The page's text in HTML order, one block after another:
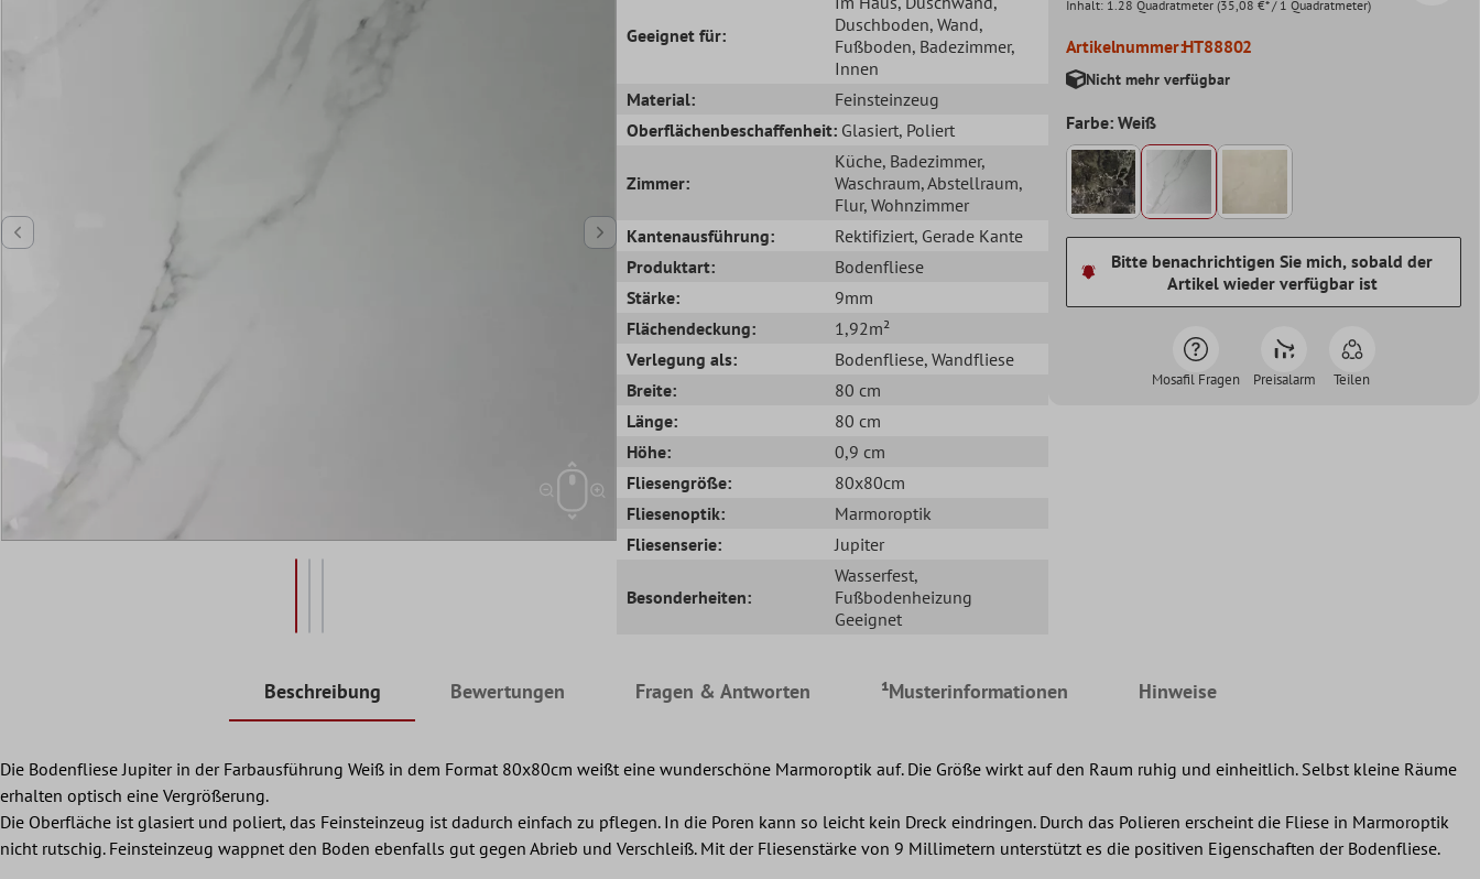
Geeignet für:
Duschboden, Wand,
Fußboden, Badezimmer,
Innen
Material:
Feinsteinzeug
Oberflächenbeschaffenheit: Glasiert, Poliert
Zimmer:
Küche, Badezimmer,
Waschraum, Abstellraum,
Flur, Wohnzimmer
Kantenausführung:
Rektifiziert, Gerade Kante
Produktart:
Bodenfliese
Stärke:
9mm
Flächendeckung:
1,92m²
Verlegung als:
Bodenfliese, Wandfliese
Breite:
80 cm
Länge:
80 cm
Höhe:
0,9 cm
Fliesengröße:
80x80cm
Fliesenoptik:
Marmoroptik
Fliesenserie:
Jupiter
Besonderheiten:
Wasserfest,
Fußbodenheizung
Geeignet
Inhalt: 1.28 Quadratmeter (35,08 €* / 1 Quadratmeter)
Artikelnummer:HT88802
Nicht mehr verfügbar
Farbe: Weiß
Bitte benachrichtigen Sie mich, sobald der
Artikel wieder verfügbar ist
Mosafil Fragen Preisalarm Teilen
Beschreibung Bewertungen Fragen & Antworten ¹Musterinformationen Hinweise
Die Bodenfliese Jupiter in der Farbausführung Weiß in dem Format 80x80cm weißt eine wunderschöne Marmoroptik auf. Die Größe wirkt auf den Raum ruhig und einheitlich. Selbst kleine Räume
erhalten optisch eine Vergrößerung.
Die Oberfläche ist glasiert und poliert, das Feinsteinzeug ist dadurch einfach zu pflegen. In die Poren kann so leicht kein Dreck eindringen. Durch das Polieren erscheint die Fliese in Marmoroptik
nicht rutschig. Feinsteinzeug wappnet den Boden ebenfalls gut gegen Abrieb und Verschleiß. Mit der Fliesenstärke von 9 Millimetern unterstützt es die positiven Eigenschaften der Bodenfliese.